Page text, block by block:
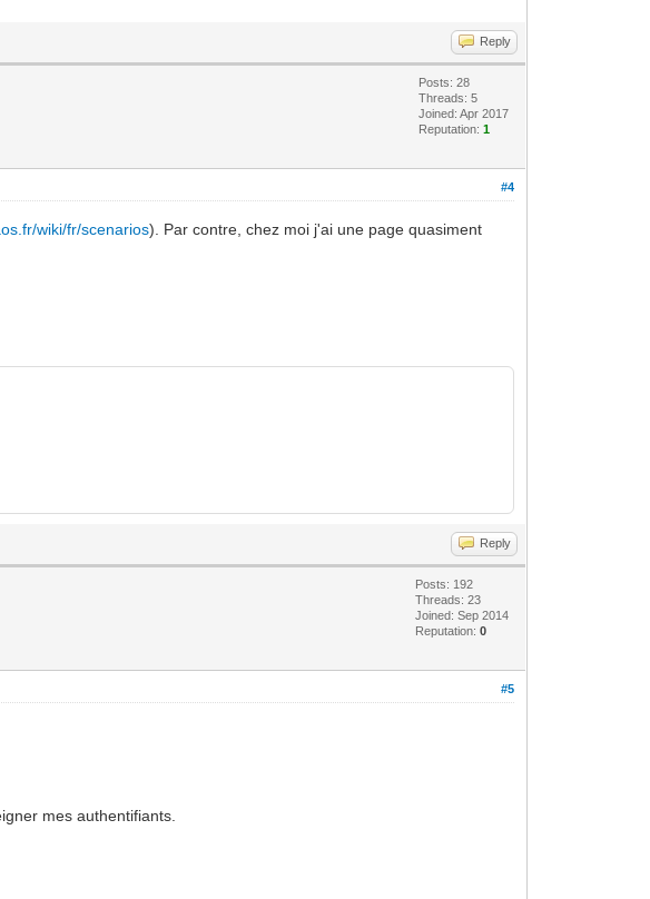
Reply
Posts: 28
Threads: 5
Joined: Apr 2017
Reputation:1
#4
wiki/fr/scenarios). Par contre, chez moi j'ai une page quasiment
Reply
Posts: 192
Threads: 23
Joined: Sep 2014
Reputation:0
#5
mes authentifiants.